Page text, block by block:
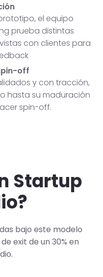
el equipo
prueba distintas
con clientes para
off
y con tracción,
hasta su maduración
spin-off.
Startup
bajo este modelo
exit de un 30% en